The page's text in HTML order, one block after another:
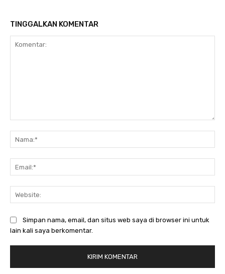
TINGGALKAN KOMENTAR
Simpan nama, email, dan situs web saya di browser ini untuk
lain kali saya berkomentar.